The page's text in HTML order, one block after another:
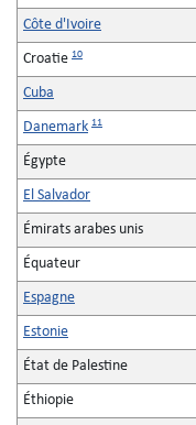
Côte d'Ivoire
Croatie 10
Cuba
Danemark 11
Égypte
El Salvador
Émirats arabes unis
Équateur
Espagne
Estonie
État de Palestine
Éthiopie